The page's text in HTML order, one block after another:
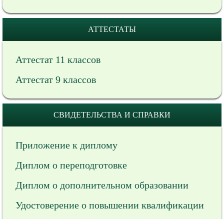
АТТЕСТАТЫ
Аттестат 11 классов
Аттестат 9 классов
СВИДЕТЕЛЬСТВА И СПРАВКИ
Приложение к диплому
Диплом о переподготовке
Диплом о дополнительном образовании
Удостоверение о повышении квалификации